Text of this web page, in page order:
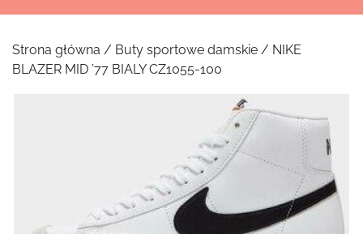
Strona główna / Buty sportowe damskie / NIKE
BLAZER MID ’77 BIALY CZ1055-100